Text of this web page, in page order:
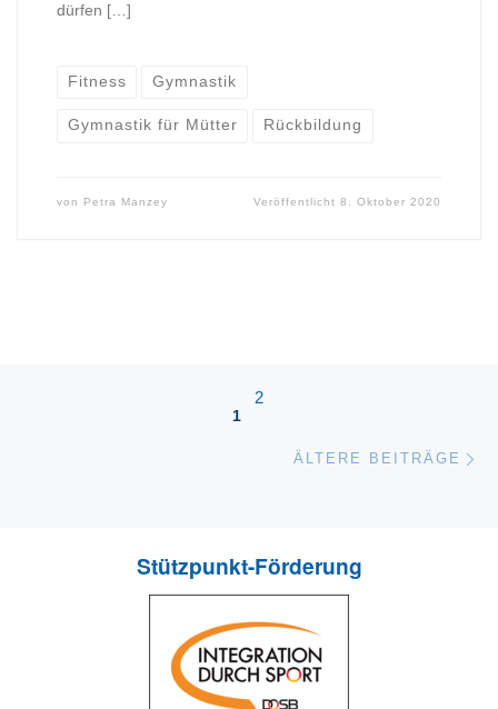
dürfen […]
Fitness Gymnastik
Gymnastik für Mütter Rückbildung
von Petra Manzey Veröffentlicht8. Oktober 2020
1
2
ÄLTERE BEITRÄGE
Stützpunkt-Förderung